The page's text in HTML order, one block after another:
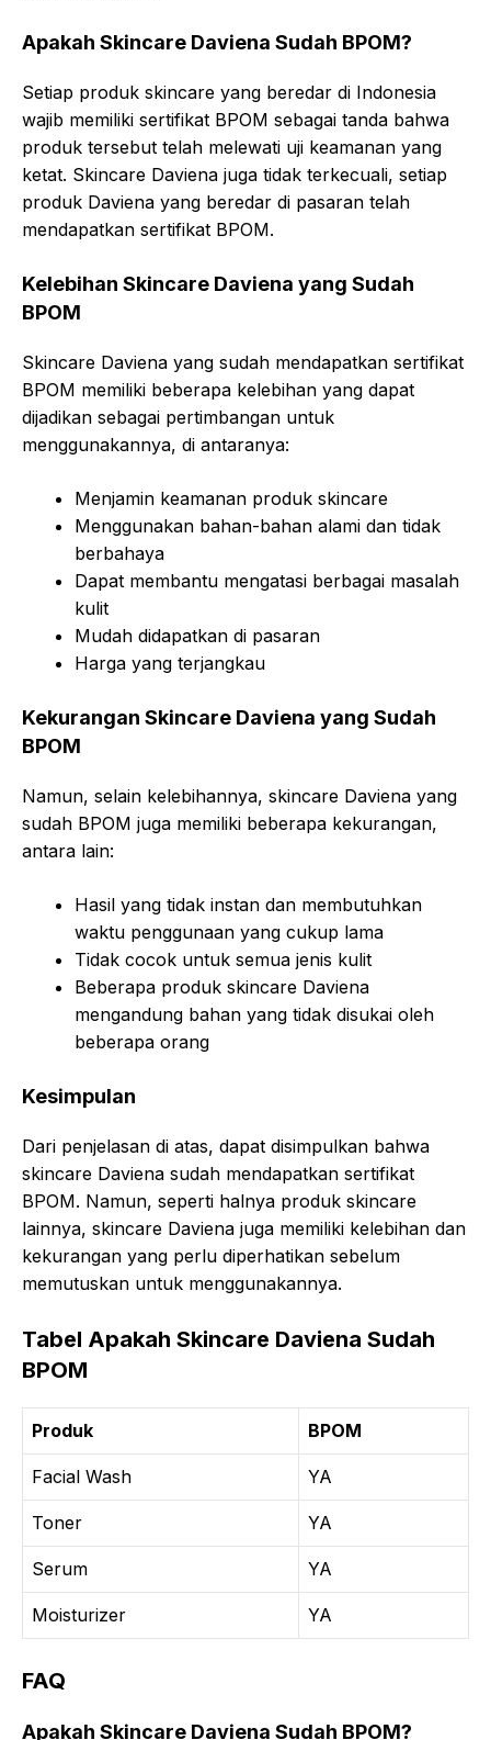
Apakah Skincare Daviena Sudah BPOM?
Setiap produk skincare yang beredar di Indonesia
wajib memiliki sertifikat BPOM sebagai tanda bahwa
produk tersebut telah melewati uji keamanan yang
ketat. Skincare Daviena juga tidak terkecuali, setiap
produk Daviena yang beredar di pasaran telah
mendapatkan sertifikat BPOM.
Kelebihan Skincare Daviena yang Sudah
BPOM
Skincare Daviena yang sudah mendapatkan sertifikat
BPOM memiliki beberapa kelebihan yang dapat
dijadikan sebagai pertimbangan untuk
menggunakannya, di antaranya:
Menjamin keamanan produk skincare
Menggunakan bahan-bahan alami dan tidak
berbahaya
Dapat membantu mengatasi berbagai masalah
kulit
Mudah didapatkan di pasaran
Harga yang terjangkau
Kekurangan Skincare Daviena yang Sudah
BPOM
Namun, selain kelebihannya, skincare Daviena yang
sudah BPOM juga memiliki beberapa kekurangan,
antara lain:
Hasil yang tidak instan dan membutuhkan
waktu penggunaan yang cukup lama
Tidak cocok untuk semua jenis kulit
Beberapa produk skincare Daviena
mengandung bahan yang tidak disukai oleh
beberapa orang
Kesimpulan
Dari penjelasan di atas, dapat disimpulkan bahwa
skincare Daviena sudah mendapatkan sertifikat
BPOM. Namun, seperti halnya produk skincare
lainnya, skincare Daviena juga memiliki kelebihan dan
kekurangan yang perlu diperhatikan sebelum
memutuskan untuk menggunakannya.
Tabel Apakah Skincare Daviena Sudah
BPOM
Produk BPOM
Facial Wash YA
Toner YA
Serum YA
Moisturizer YA
FAQ
Apakah Skincare Daviena Sudah BPOM?